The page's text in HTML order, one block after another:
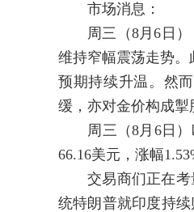
市场消息：
周三（8月6日）
维持窄幅震荡走势
预期持续升温。然
缓，亦对金价构成掣
周三（8月6日）
66.16美元，涨幅
交易商们正在考量
统特朗普就印度持